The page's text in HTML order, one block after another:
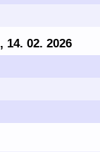
, 14. 02. 2026